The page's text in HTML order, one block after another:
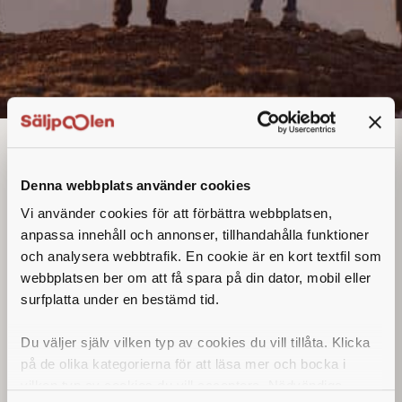
Denna webbplats använder cookies
Vi använder cookies för att förbättra webbplatsen,
anpassa innehåll och annonser, tillhandahålla funktioner
och analysera webbtrafik. En cookie är en kort textfil som
webbplatsen ber om att få spara på din dator, mobil eller
surfplatta under en bestämd tid.
Du väljer själv vilken typ av cookies du vill tillåta. Klicka
på de olika kategorierna för att läsa mer och bocka i
Säljare
Denna annons går inte längre att söka. Se